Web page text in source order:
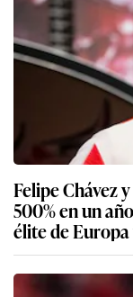
Felipe Chávez
500% en un
élite de